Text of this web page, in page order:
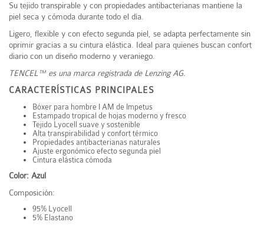
Su tejido transpirable y con propiedades antibacterianas mantiene la
piel seca y cómoda durante todo el día.
Ligero, flexible y con efecto segunda piel, se adapta perfectamente sin
oprimir gracias a su cintura elástica. Ideal para quienes buscan confort
diario con un diseño moderno y veraniego.
TENCEL™ es una marca registrada de Lenzing AG.
CARACTERÍSTICAS PRINCIPALES
Bóxer para hombre I AM de Impetus
Estampado tropical de hojas moderno y fresco
Tejido Lyocell suave y sostenible
Alta transpirabilidad y confort térmico
Propiedades antibacterianas naturales
Ajuste ergonómico efecto segunda piel
Cintura elástica cómoda
Color: Azul
Composición:
95% Lyocell
5% Elastano